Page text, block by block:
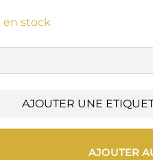
en stock
AJOUTER UNE
AJOUTER